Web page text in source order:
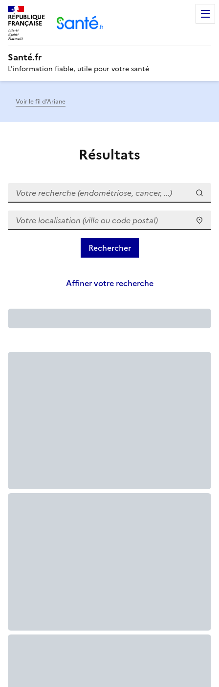
RÉPUBLIQUE
FRANÇAISE
Santé.fr
L'information fiable, utile pour votre santé
Voir le fil d’Ariane
Résultats
Votre recherche (endométriose, cancer, ...)
Votre localisation (ville ou code postal)
Affiner votre recherche